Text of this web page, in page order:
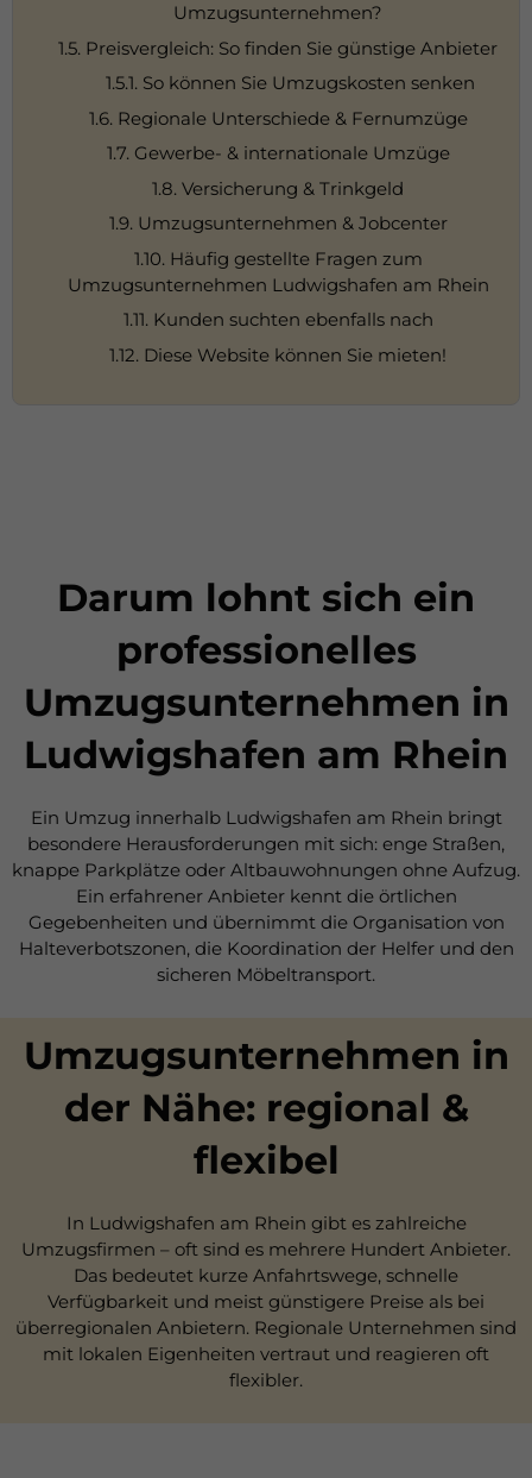
Umzugsunternehmen?
1.5. Preisvergleich: So finden Sie günstige Anbieter
1.5.1. So können Sie Umzugskosten senken
1.6. Regionale Unterschiede & Fernumzüge
1.7. Gewerbe- & internationale Umzüge
1.8. Versicherung & Trinkgeld
1.9. Umzugsunternehmen & Jobcenter
1.10. Häufig gestellte Fragen zum
Umzugsunternehmen Ludwigshafen am Rhein
1.11. Kunden suchten ebenfalls nach
1.12. Diese Website können Sie mieten!
Darum lohnt sich ein
professionelles
Umzugsunternehmen in
Ludwigshafen am Rhein
Ein Umzug innerhalb Ludwigshafen am Rhein bringt
besondere Herausforderungen mit sich: enge Straßen,
knappe Parkplätze oder Altbauwohnungen ohne Aufzug.
Ein erfahrener Anbieter kennt die örtlichen
Gegebenheiten und übernimmt die Organisation von
Halteverbotszonen, die Koordination der Helfer und den
sicheren Möbeltransport.
Umzugsunternehmen in
der Nähe: regional &
flexibel
In Ludwigshafen am Rhein gibt es zahlreiche
Umzugsfirmen – oft sind es mehrere Hundert Anbieter.
Das bedeutet kurze Anfahrtswege, schnelle
Verfügbarkeit und meist günstigere Preise als bei
überregionalen Anbietern. Regionale Unternehmen sind
mit lokalen Eigenheiten vertraut und reagieren oft
flexibler.